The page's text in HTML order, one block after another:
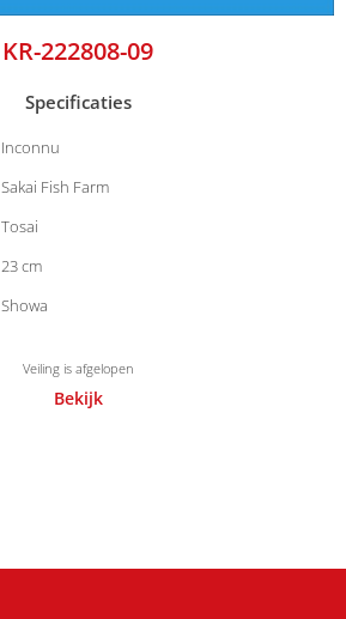
KR-222808-09
Specificaties
Inconnu
Sakai Fish Farm
Tosai
23 cm
Showa
Veiling is afgelopen
Bekijk